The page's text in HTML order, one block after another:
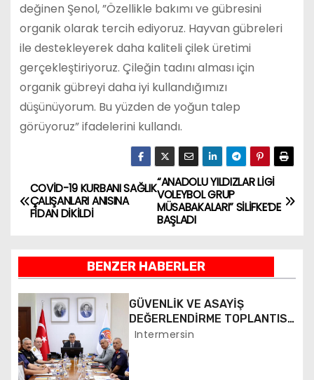
değinen Şenol, ”Özellikle bakımı ve gübresini
organik olarak tercih ediyoruz. Hayvan gübreleri
ile destekleyerek daha kaliteli çilek üretimi
gerçekleştiriyoruz. Çileğin tadını alması için
organik gübreyi daha iyi kullandığımızı
düşünüyorum. Bu yüzden de yoğun talep
görüyoruz” ifadelerini kullandı.
Y
a
ı
g
e
z
“ANADOLU YILDIZLAR LİGİ
VOLEYBOL GRUP
MÜSABAKALARI” SİLİFKE’DE
BAŞLADI
COVİD-19 KURBANI SAĞLIK
ÇALIŞANLARI ANISINA
FİDAN DİKİLDİ
BENZER HABERLER
GÜVENLİK VE ASAYİŞ
DEĞERLENDİRME TOPLANTISI
YAPILDI
Intermersin